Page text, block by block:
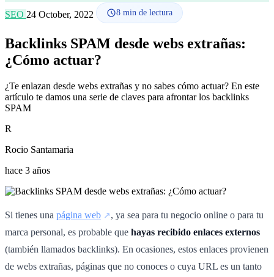
SEO 24 October, 2022 8 min de lectura
Backlinks SPAM desde webs extrañas:
¿Cómo actuar?
¿Te enlazan desde webs extrañas y no sabes cómo actuar? En este
artículo te damos una serie de claves para afrontar los backlinks
SPAM
R
Rocio Santamaria
hace 3 años
Si tienes una página web
, ya sea para tu negocio online o para tu
marca personal, es probable que hayas recibido enlaces externos
(también llamados backlinks). En ocasiones, estos enlaces provienen
de webs extrañas, páginas que no conoces o cuya URL es un tanto